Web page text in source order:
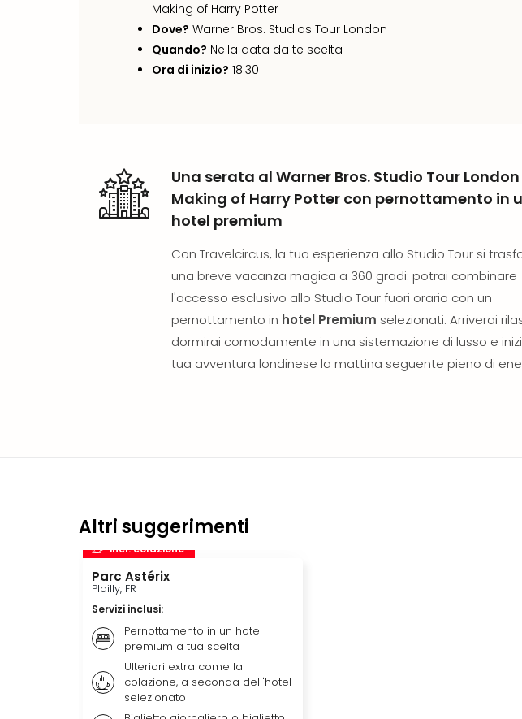
Making of Harry Potter
Dove? Warner Bros. Studios Tour London
Quando? Nella data da te scelta
Ora di inizio? 18:30
Una serata al Warner Bros. Studio Tour London
Making of Harry Potter con pernottamento in
hotel premium
Con Travelcircus, la tua esperienza allo Studio Tour si
una breve vacanza magica a 360 gradi: potrai combinare
l'accesso esclusivo allo Studio Tour fuori orario con un
pernottamento in hotel Premium selezionati. Arriverai
dormirai comodamente in una sistemazione di lusso e
tua avventura londinese la mattina seguente pieno di
Altri suggerimenti
incl. colazione
Parc Astérix
Plailly, FR
Servizi inclusi:
Pernottamento in un hotel
premium a tua scelta
Ulteriori extra come la
colazione, a seconda dell'hotel
selezionato